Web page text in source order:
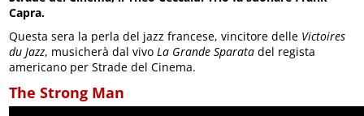
Capra.
Questa sera la perla del jazz francese, vincitore delle Victoires
du Jazz, musicherà dal vivoLa Grande Sparata del regista
americano per Strade del Cinema.
The Strong Man